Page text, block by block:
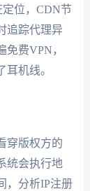
位，CDN节
追踪代理异
费VPN，
机线。
穿版权方的
统会执行地
，分析IP注册